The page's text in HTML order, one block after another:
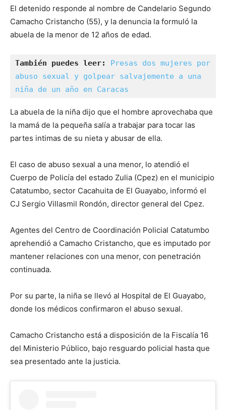
El detenido responde al nombre de Candelario Segundo
Camacho Cristancho (55), y la denuncia la formuló la
abuela de la menor de 12 años de edad.
También puedes leer: Presas dos mujeres por
abuso sexual y golpear salvajemente a una
niña de un año en Caracas
La abuela de la niña dijo que el hombre aprovechaba que
la mamá de la pequeña salía a trabajar para tocar las
partes intimas de su nieta y abusar de ella.
El caso de abuso sexual a una menor, lo atendió el
Cuerpo de Policía del estado Zulia (Cpez) en el municipio
Catatumbo, sector Cacahuita de El Guayabo, informó el
CJ Sergio Villasmil Rondón, director general del Cpez.
Agentes del Centro de Coordinación Policial Catatumbo
aprehendió a Camacho Cristancho, que es imputado por
mantener relaciones con una menor, con penetración
continuada.
Por su parte, la niña se llevó al Hospital de El Guayabo,
donde los médicos confirmaron el abuso sexual.
Camacho Cristancho está a disposición de la Fiscalía 16
del Ministerio Público, bajo resguardo policial hasta que
sea presentado ante la justicia.